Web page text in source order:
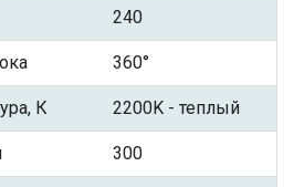
240
360°
К 2200K - теплый
300